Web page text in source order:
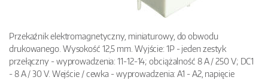
Przekaźnik elektromagnetyczny, miniaturowy, do obwodu
drukowanego. Wysokość 12,5 mm. Wyjście: 1P - jeden zestyk
przełączny - wyprowadzenia: 11-12-14; obciążalność 8 A / 250 V; DC1
- 8 A / 30 V. Wejście / cewka - wyprowadzenia: A1 - A2, napięcie